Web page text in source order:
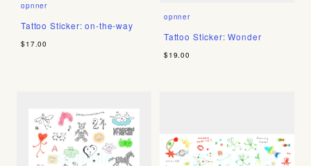
opnner
Tattoo Sticker: on-the-way
$17.00
opnner
Tattoo Sticker: Wonder
$19.00